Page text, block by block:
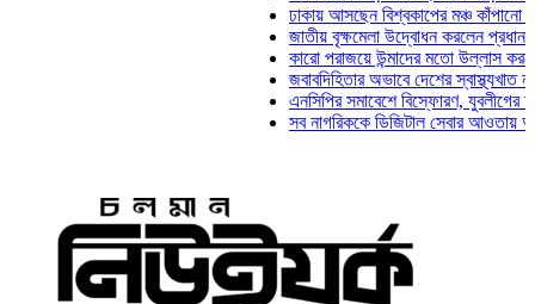
ঢাকায় আসছেন বিশ্বকাপের মঞ্চ কাঁপানো সেই সঞ্জয়
জাতীয় বৃক্ষমেলা উদ্বোধন করলেন প্রধানমন্ত্রী
কারো পরাজয়ে উন্মাদের মতো উল্লাস করতে হয় না:
জবাবদিহিতার অভাবে দেশের স্বাস্থ্যখাত নানা
এনসিপির সমাবেশে বিস্ফোরণ, যুবলীগের দুই
সব নাগরিককে ডিজিটাল সেবার আওতায় আনতে হবে: